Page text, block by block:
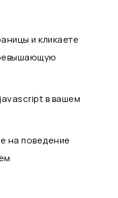
и кликаете
в вашем
на поведение